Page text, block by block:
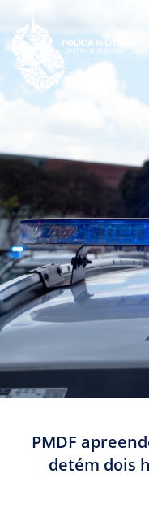
PMDF
detém dois